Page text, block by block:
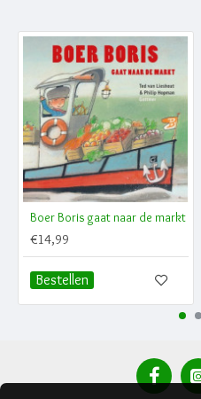
Boer Boris gaat naar de markt
€14,99
Bestellen